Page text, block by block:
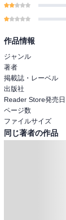
作品情報
ジャンル
著者
掲載誌・レーベル
出版社
Reader Store発売日
ページ数
ファイルサイズ
同じ著者の作品